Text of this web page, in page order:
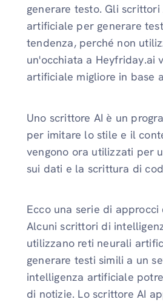
generare testo. Gli
artificiale per generare
tendenza, perché non
un'occhiata a Heyfriday.ai
artificiale migliore in base
Uno scrittore AI è un
per imitare lo stile e il
vengono ora utilizzati per
sui dati e la scrittura di
Ecco una serie di
Alcuni scrittori di
utilizzano reti neurali
generare testi simili a un
intelligenza artificiale
di notizie. Lo scrittore AI